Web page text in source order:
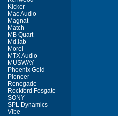
Kicker
Mac Audio
Magnat
Match
MB Quart
Md.lab
Morel
MTX Audio
MUSWAY
Phoenix Gold
Pioneer
Renegade
Rockford Fosgate
SONY
SPL Dynamics
Vibe